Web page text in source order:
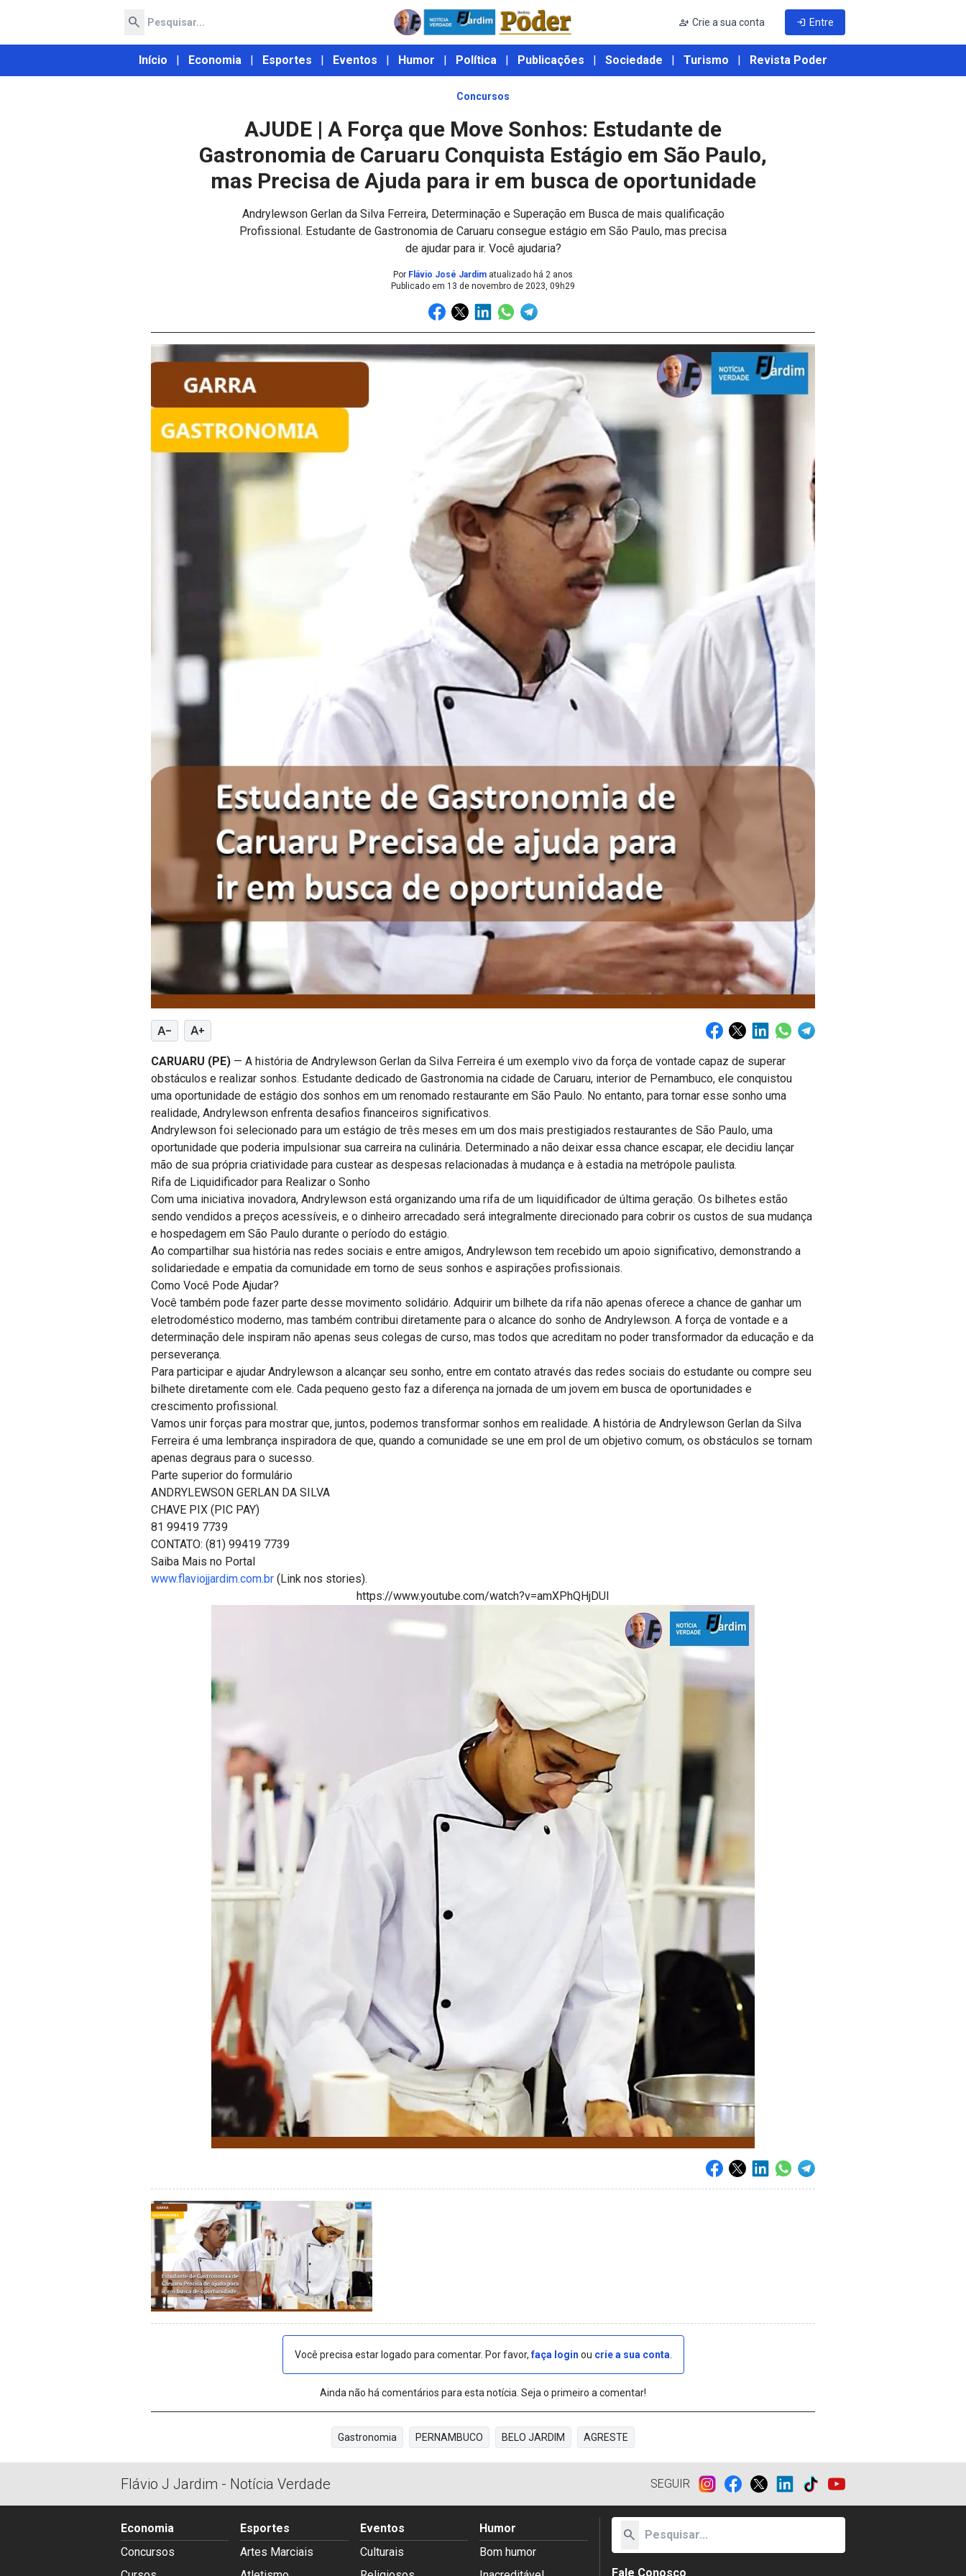
search person_add Crie a sua conta login Entre
Início | Economia | Esportes | Eventos | Humor | Política | Publicações | Sociedade | Turismo | Revista Poder
Concursos
AJUDE | A Força que Move Sonhos: Estudante de
Gastronomia de Caruaru Conquista Estágio em São Paulo,
mas Precisa de Ajuda para ir em busca de oportunidade
Andrylewson Gerlan da Silva Ferreira, Determinação e Superação em Busca de mais qualificação
Profissional. Estudante de Gastronomia de Caruaru consegue estágio em São Paulo, mas precisa
de ajudar para ir. Você ajudaria?
Por Flávio José Jardim atualizado há 2 anos
Publicado em 13 de novembro de 2023, 09h29
text_decrease text_increase
CARUARU (PE) — A história de Andrylewson Gerlan da Silva Ferreira é um exemplo vivo da força de vontade capaz de superar
obstáculos e realizar sonhos. Estudante dedicado de Gastronomia na cidade de Caruaru, interior de Pernambuco, ele conquistou
uma oportunidade de estágio dos sonhos em um renomado restaurante em São Paulo. No entanto, para tornar esse sonho uma
realidade, Andrylewson enfrenta desafios financeiros significativos.
Andrylewson foi selecionado para um estágio de três meses em um dos mais prestigiados restaurantes de São Paulo, uma
oportunidade que poderia impulsionar sua carreira na culinária. Determinado a não deixar essa chance escapar, ele decidiu lançar
mão de sua própria criatividade para custear as despesas relacionadas à mudança e à estadia na metrópole paulista.
Rifa de Liquidificador para Realizar o Sonho
Com uma iniciativa inovadora, Andrylewson está organizando uma rifa de um liquidificador de última geração. Os bilhetes estão
sendo vendidos a preços acessíveis, e o dinheiro arrecadado será integralmente direcionado para cobrir os custos de sua mudança
e hospedagem em São Paulo durante o período do estágio.
Ao compartilhar sua história nas redes sociais e entre amigos, Andrylewson tem recebido um apoio significativo, demonstrando a
solidariedade e empatia da comunidade em torno de seus sonhos e aspirações profissionais.
Como Você Pode Ajudar?
Você também pode fazer parte desse movimento solidário. Adquirir um bilhete da rifa não apenas oferece a chance de ganhar um
eletrodoméstico moderno, mas também contribui diretamente para o alcance do sonho de Andrylewson. A força de vontade e a
determinação dele inspiram não apenas seus colegas de curso, mas todos que acreditam no poder transformador da educação e da
perseverança.
Para participar e ajudar Andrylewson a alcançar seu sonho, entre em contato através das redes sociais do estudante ou compre seu
bilhete diretamente com ele. Cada pequeno gesto faz a diferença na jornada de um jovem em busca de oportunidades e
crescimento profissional.
Vamos unir forças para mostrar que, juntos, podemos transformar sonhos em realidade. A história de Andrylewson Gerlan da Silva
Ferreira é uma lembrança inspiradora de que, quando a comunidade se une em prol de um objetivo comum, os obstáculos se tornam
apenas degraus para o sucesso.
Parte superior do formulário
ANDRYLEWSON GERLAN DA SILVA
CHAVE PIX (PIC PAY)
81 99419 7739
CONTATO: (81) 99419 7739
Saiba Mais no Portal
www.flaviojjardim.com.br (Link nos stories).
https://www.youtube.com/watch?v=amXPhQHjDUI
Você precisa estar logado para comentar. Por favor,faça login ou crie a sua conta
Ainda não há comentários para esta notícia. Seja o primeiro a comentar!
Gastronomia PERNAMBUCO BELO JARDIM AGRESTE
Flávio J Jardim - Notícia Verdade SEGUIR
Economia
Concursos
Esportes
Artes Marciais
Eventos
Culturais
Humor
Bom humor
search
Fale Conosco